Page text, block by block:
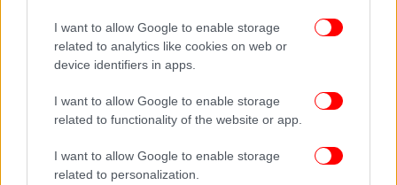
I want to allow Google to enable storage
related to analytics like cookies on web or
device identifiers in apps.
I want to allow Google to enable storage
related to functionality of the website or app.
I want to allow Google to enable storage
related to personalization.
Επιπλέον, κάποιοι είδαν τα τρέιλερ για το παιχνίδι
και παραπονέθηκαν για ανακρίβειες, όπως για
αντί για ορθογώνια και ότι τα καρπούζια, ένα
καλοκαιρινό φρούτο, φαίνονται κατά την περίοδο